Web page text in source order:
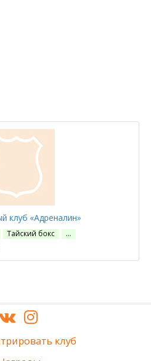
клуб «Адреналин»
Тайский бокс …
клуб